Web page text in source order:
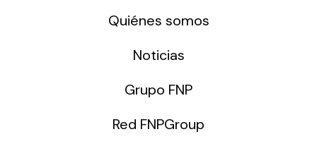
Quiénes somos
Noticias
Grupo FNP
Red FNPGroup